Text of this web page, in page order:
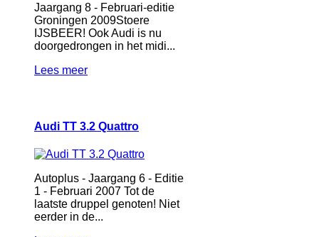
Jaargang 8 - Februari-editie
Groningen 2009Stoere
IJSBEER! Ook Audi is nu
doorgedrongen in het midi...
Lees meer
Audi TT 3.2 Quattro
Autoplus - Jaargang 6 - Editie
1 - Februari 2007 Tot de
laatste druppel genoten! Niet
eerder in de...